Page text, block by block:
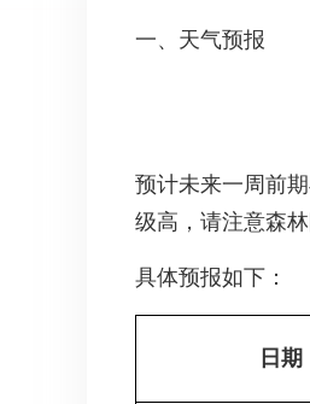
一、天气预报
预计未来一周前
级高，请注意森林
具体预报如下：
日期